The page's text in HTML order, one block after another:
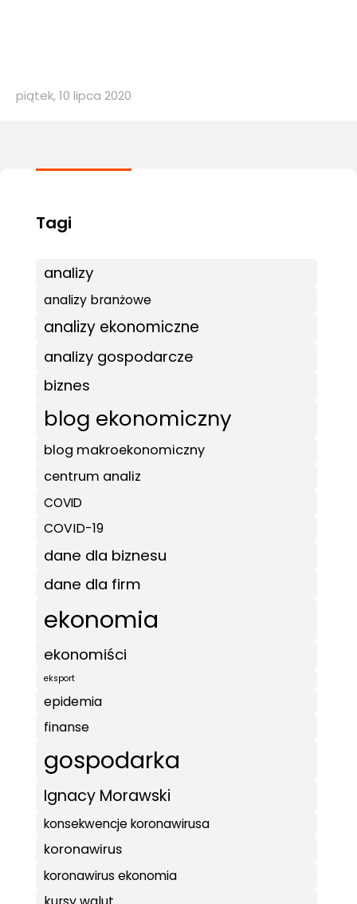
piątek, 10 lipca 2020
analizy
analizy branżowe
analizy ekonomiczne
analizy gospodarcze
biznes
blog ekonomiczny
blog makroekonomiczny
centrum analiz
COVID
COVID-19
dane dla biznesu
dane dla firm
ekonomia
ekonomiści
eksport
epidemia
finanse
gospodarka
Ignacy Morawski
konsekwencje koronawirusa
koronawirus
koronawirus ekonomia